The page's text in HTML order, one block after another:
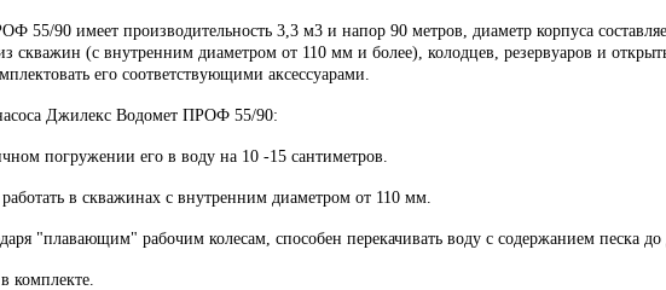
90 имеет производительность 3,3 м3 и напор 90 метров, диаметр корпуса
скважин (с внутренним диаметром от 110 мм и более), колодцев, резервуаров и
его соответствующими аксессуарами.
Джилекс Водомет ПРОФ 55/90:
погружении его в воду на 10 -15 сантиметров.
в скважинах с внутренним диаметром от 110 мм.
"плавающим" рабочим колесам, способен перекачивать воду с содержанием песка
комплекте.